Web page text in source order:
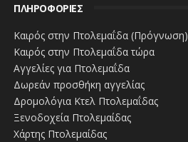
ΠΛΗΡΟΦΟΡΙΕΣ
Καιρός στην Πτολεμαΐδα (Πρόγνωση)
Καιρός στην Πτολεμαΐδα τώρα
Αγγελίες για Πτολεμαΐδα
Δωρεάν προσθήκη αγγελίας
Δρομολόγια Κτελ Πτολεμαΐδας
Ξενοδοχεία Πτολεμαίδας
Χάρτης Πτολεμαίδας